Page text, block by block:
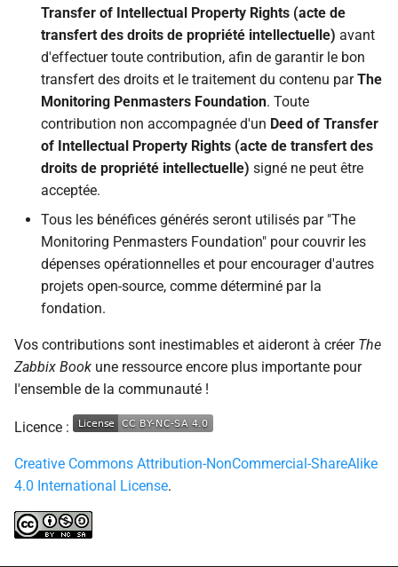
Transfer of Intellectual Property Rights (acte de
transfert des droits de propriété intellectuelle) avant
d'effectuer toute contribution, afin de garantir le bon
transfert des droits et le traitement du contenu parThe
Monitoring Penmasters Foundation. Toute
contribution non accompagnée d'un Deed of Transfer
of Intellectual Property Rights (acte de transfert des
droits de propriété intellectuelle) signé ne peut être
acceptée.
Tous les bénéfices générés seront utilisés par "The
Monitoring Penmasters Foundation" pour couvrir les
dépenses opérationnelles et pour encourager d'autres
projets open-source, comme déterminé par la
fondation.
Vos contributions sont inestimables et aideront à créer The
Zabbix Book une ressource encore plus importante pour
l'ensemble de la communauté !
Licence :
Creative Commons Attribution-NonCommercial-ShareAlike
4.0 International License.